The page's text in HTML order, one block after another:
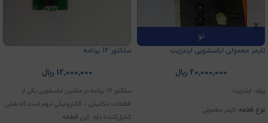
نو
تایمر معمولی لباسشویی ایندزیت
20,000,000 ریال
برند: ایندزیت
نوع قطعه: تایمر معمولی
سلکتور 12 برنامه
12,000,000 ریال
سلکتور ۱۲ برنامه در ماشین لباسشویی یکی از
قطعات مکانیکی – الکترونیکی مهم است که نقش
کنترل‌کننده دارد. این قطعه